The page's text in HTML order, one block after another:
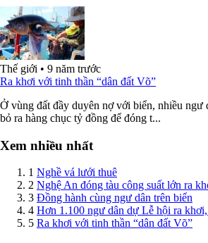
Thế giới • 9 năm trước
Ra khơi với tinh thần “dân đất Võ”
Ở vùng đất đầy duyên nợ với biển, nhiều ngư
bỏ ra hàng chục tỷ đồng để đóng t...
Xem nhiều nhất
1 Nghề vá lưới thuê
2 Nghệ An đóng tàu công suất lớn ra
3 Đồng hành cùng ngư dân trên biển
4 Hơn 1.100 ngư dân dự Lễ hội ra
5 Ra khơi với tinh thần “dân đất Võ”